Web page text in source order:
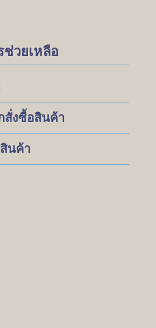
ช่วยเหลือ
สั่งซื้อสินค้า
นค้า